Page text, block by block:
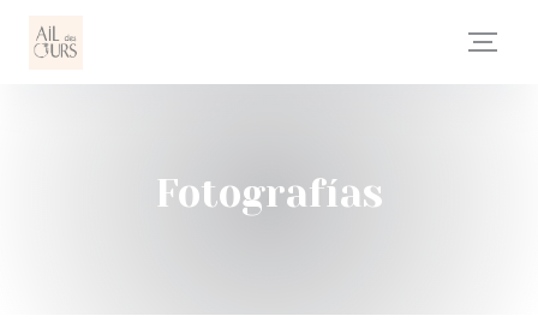
Fotografías